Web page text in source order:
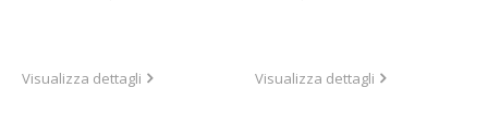
Visualizza dettagli Visualizza dettagli